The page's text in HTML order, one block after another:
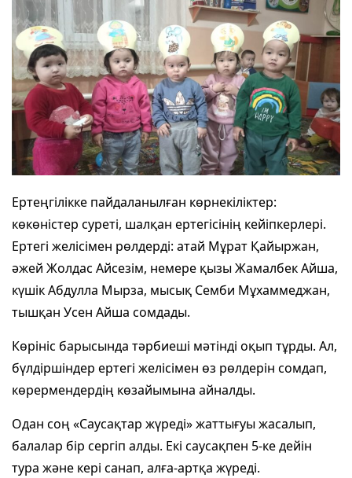
Ертеңгілікке пайдаланылған көрнекіліктер:
көкөністер суреті, шалқан ертегісінің кейіпкерлері.
Ертегі желісімен рөлдерді: атай Мұрат Қайыржан,
әжей Жолдас Айсезім, немере қызы Жамалбек Айша,
күшік Абдулла Мырза, мысық Семби Мұхаммеджан,
тышқан Усен Айша сомдады.
Көрініс барысында тәрбиеші мәтінді оқып тұрды. Ал,
бүлдіршіндер ертегі желісімен өз рөлдерін сомдап,
көрермендердің көзайымына айналды.
Одан соң «Саусақтар жүреді» жаттығуы жасалып,
балалар бір сергіп алды. Екі саусақпен 5-ке дейін
тура және кері санап, алға-артқа жүреді.